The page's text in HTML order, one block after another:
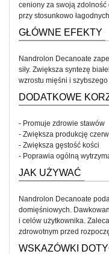
ceniony za swoją
przy stosunkowo
GŁÓWNE EFEKTY
Nandrolon Decanoate
siły. Zwiększa syntezę
wzrostu mięśni i
DODATKOWE
- Promuje zdrowie stawów
- Zwiększa produkcję
- Zwiększa gęstość kości
- Poprawia ogólną
JAK UŻYWAĆ
Nandrolon Decanoate
domięśniowych.
i celów użytkownika.
zdrowotnym przed
WSKAZÓWKI